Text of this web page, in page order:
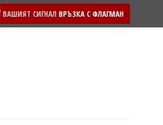
ВАШИЯТ СИГНАЛ ВРЪЗКА С ФЛАГМАН